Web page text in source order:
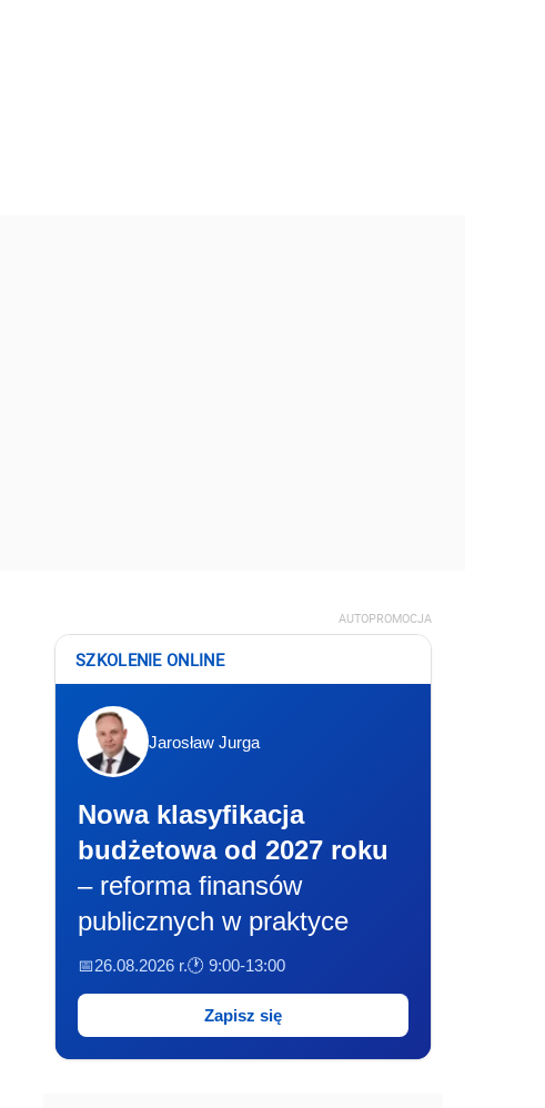
AUTOPROMOCJA
SZKOLENIE ONLINE
Jarosław Jurga
Nowa klasyfikacja
budżetowa od 2027 roku
– reforma finansów
publicznych w praktyce
📅26.08.2026 r.🕐 9:00-13:00
Zapisz się